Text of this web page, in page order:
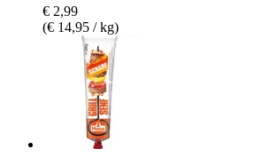
€ 2,99
(€ 14,95 / kg)